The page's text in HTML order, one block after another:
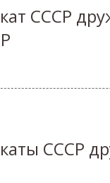
СССР
СССР